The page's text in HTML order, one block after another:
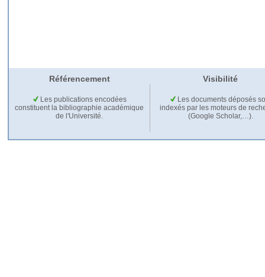
Référencement Visibilité
Les publications encodées
constituent la bibliographie académique
de l'Université.
Les documents déposés
indexés par les moteurs de
(Google Scholar,…).